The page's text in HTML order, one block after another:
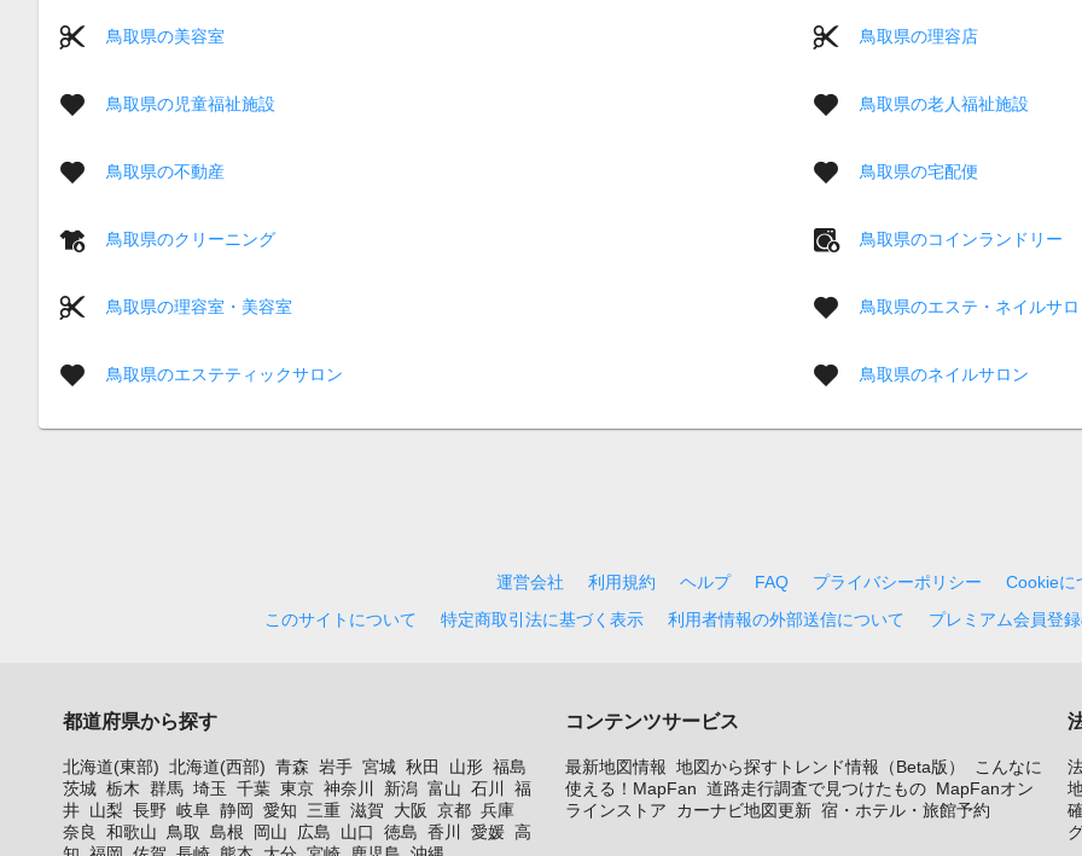
鳥取県の美容室 鳥取県の理容店
鳥取県の児童福祉施設 鳥取県の老人福祉施設
鳥取県の不動産 鳥取県の宅配便
鳥取県のクリーニング 鳥取県のコインランドリー
鳥取県の理容室・美容室 鳥取県のエステ・ネイルサロ
鳥取県のエステティックサロン 鳥取県のネイルサロン
運営会社 利用規約 ヘルプ FAQ プライバシーポリシー
Cookieに
このサイトについて
特定商取引法に基づく表示 利用者情報の外部送信について プレミアム会員登
都道府県から探す
北海道(東部) 北海道(西部) 青森 岩手 宮城 秋田 山形 福島
茨城 栃木 群馬 埼玉 千葉 東京 神奈川 新潟 富山 石川
福
井 山梨 長野 岐阜 静岡 愛知 三重 滋賀 大阪 京都 兵庫
奈良
和歌山 鳥取 島根 岡山 広島 山口 徳島 香川 愛媛 高
コンテンツサービス
最新地図情報 地図から探すトレンド情報（Beta版）
こんなに
使える！MapFan 道路走行調査で見つけたもの MapFanオン
ラインストア
カーナビ地図更新 宿・ホテル・旅館予約